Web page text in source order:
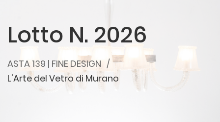
Lotto N. 2026
ASTA 139 | FINE DESIGN
L'Arte del Vetro di Murano